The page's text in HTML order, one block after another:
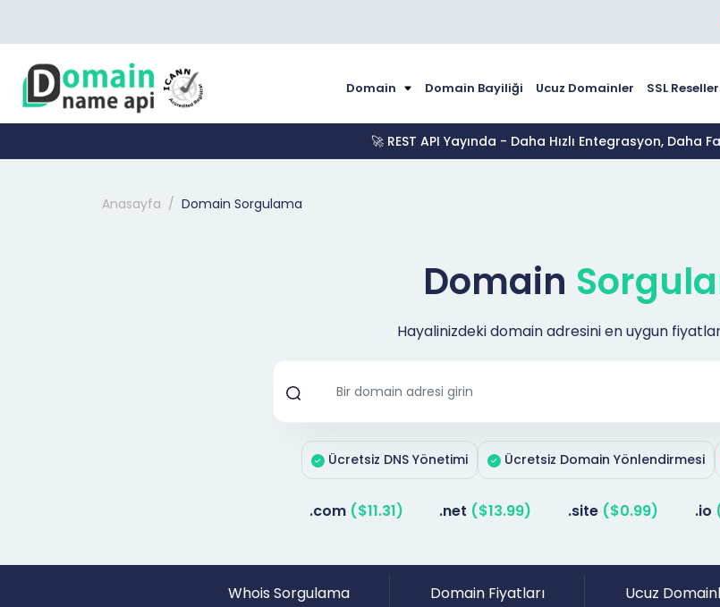
Domain Domain Bayiliği Ucuz Domainler SSL Reseller
🚀 REST API Yayında - Daha Hızlı Entegrasyon, Daha
Anasayfa Domain Sorgulama
Domain
Hayalinizdeki domain adresini en uygun
Ücretsiz DNS Yönetimi Ücretsiz Domain Yönlendirmesi
.com ($11.31) .net ($13.99) .site ($0.99) .io
Whois Sorgulama Domain Fiyatları Ucuz